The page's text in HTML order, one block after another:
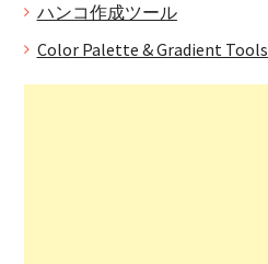
ハンコ作成ツール
Color Palette & Gradient Tools